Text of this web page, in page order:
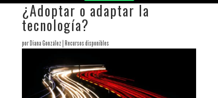
¿Adoptar o adaptar la
tecnología?
porDiana González |Recursos disponibles